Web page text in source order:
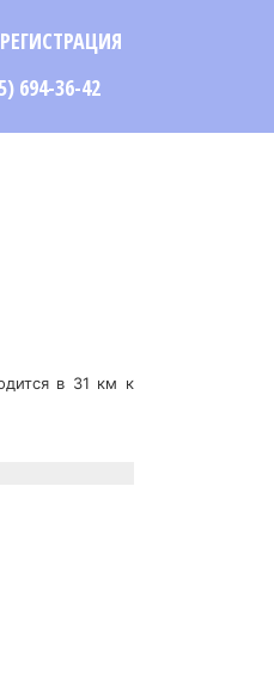
РЕГИСТРАЦИЯ
694-36-42
в 31 км к